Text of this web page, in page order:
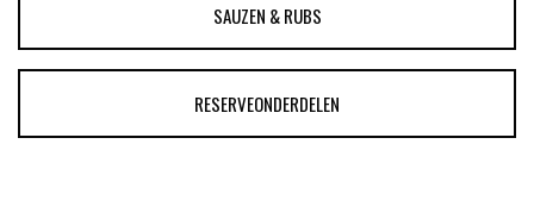
SAUZEN & RUBS
RESERVEONDERDELEN